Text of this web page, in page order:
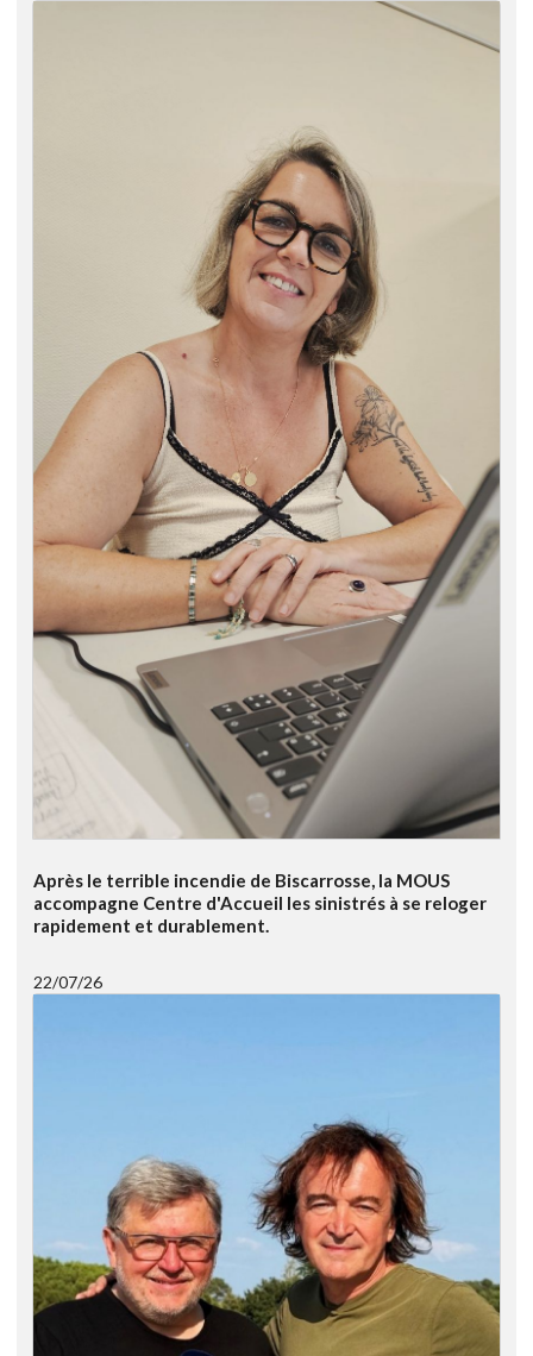
Après le terrible incendie de Biscarrosse, la MOUS
accompagne Centre d'Accueil les sinistrés à se reloger
rapidement et durablement.
22/07/26